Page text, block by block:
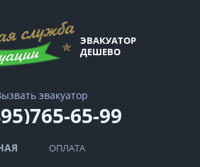
ЭВАКУАТОР
ДЕШЕВО
эвакуатор
65-99
ОПЛАТА